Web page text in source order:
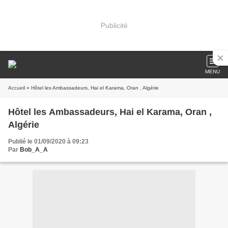
Publicité
MENU
Accueil » Hôtel les Ambassadeurs, Hai el Karama, Oran , Algérie
Hôtel les Ambassadeurs, Hai el Karama, Oran ,
Algérie
Publié le 01/09/2020 à 09:23
Par Bob_A_A